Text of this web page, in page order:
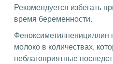
Рекомендуется избегать
время беременности.
Феноксиметилпенициллин
молоко в количествах,
неблагоприятные